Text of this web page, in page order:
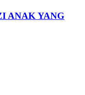
ANAK YANG